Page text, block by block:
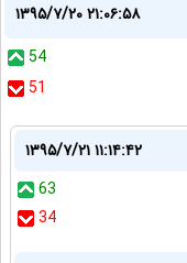
۱۳۹۵/۷/۲۰ ۲۱:۰۶:۵۸
54
51
۱۳۹۵/۷/۲۱ ۱۱:۱۴:۴۲
63
34